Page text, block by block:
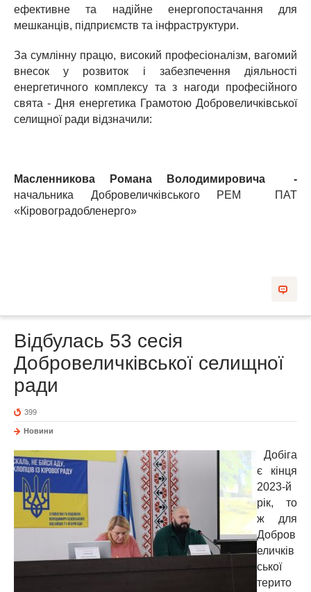
ефективне та надійне енергопостачання для
мешканців, підприємств та інфраструктури.
За сумлінну працю, високий професіоналізм, вагомий
внесок у розвиток і забезпечення діяльності
енергетичного комплексу та з нагоди професійного
свята - Дня енергетика Грамотою Добровеличківської
селищної ради відзначили:
Масленникова Романа Володимировича-
начальника Добровеличківського РЕМ ПАТ
«Кіровоградобленерго»
Відбулась 53 сесія
Добровеличківської селищної
ради
399
Новини
Добіга
є кінця
2023-й
рік, то
ж для
Добров
еличків
ської
терито